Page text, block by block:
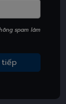
spam làm